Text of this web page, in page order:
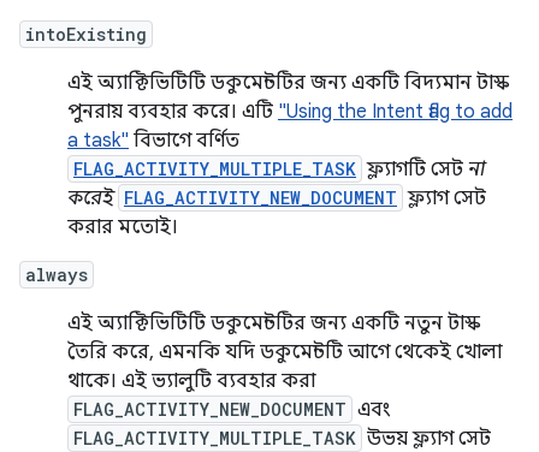
intoExisting
এই অ্যাক্টিভিটিটি ডকুমেন্টটির জন্য একটি বিদ্যমান টাস্ক
পুনরায় ব্যবহার করে। এটি "Using the Intent flag to add
a task" বিভাগে বর্ণিত
FLAG_ACTIVITY_MULTIPLE_TASK ফ্ল্যাগটি সেট না
করেই FLAG_ACTIVITY_NEW_DOCUMENT ফ্ল্যাগ সেট
করার মতোই।
always
এই অ্যাক্টিভিটিটি ডকুমেন্টটির জন্য একটি নতুন টাস্ক
তৈরি করে, এমনকি যদি ডকুমেন্টটি আগে থেকেই খোলা
থাকে। এই ভ্যালুটি ব্যবহার করা
FLAG_ACTIVITY_NEW_DOCUMENT এবং
FLAG_ACTIVITY_MULTIPLE_TASK উভয় ফ্ল্যাগ সেট